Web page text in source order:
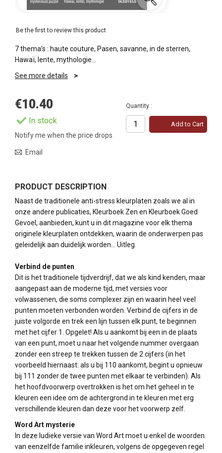
Be the first to review this product
7 thema’s : haute couture, Pasen, savanne, in de sterren,
Hawaï, lente, mythologie…
See more details
€10.40
In stock
Quantity :
Add to Cart
Notify me when the price drops
Email
PRODUCT DESCRIPTION
Naast de traditionele anti-stress kleurplaten zoals we al in
onze andere publicaties, Kleurboek Zen en Kleurboek Goed
Gevoel, aanbieden, kunt u in dit magazine voor elk thema
originele kleurplaten ontdekken, waarin de onderwerpen pas
geleidelijk aan duidelijk worden... Uitleg.
Verbind de punten
Dit is het traditionele tijdverdrijf, dat we als kind kenden, maar
aangepast aan de moderne tijd, met versies voor
volwassenen, die soms complexer zijn en waarin heel veel
punten moeten verbonden worden. Verbind de cijfers in de
juiste volgorde en trek een lijn tussen elk punt, te beginnen
met het cijfer 1. Opgelet! Als u aankomt bij een in de plaats
van een punt, moet u naar het volgende nummer overgaan
zonder een streep te trekken tussen de 2 cijfers (in het
voorbeeld hiernaast: als u bij 110 aankomt, begint u opnieuw
bij 111 zonder de twee punten met elkaar te verbinden). Als
het hoofdvoorwerp overtrokken is het om het geheel in te
kleuren een idee om de achtergrond in te kleuren met erg
verschillende kleuren dan deze voor het voorwerp zelf.
Word Art mysterie
In deze ludieke versie van Word Art moet u enkel de woorden
van eenzelfde familie inkleuren, volgens de opgegeven regel